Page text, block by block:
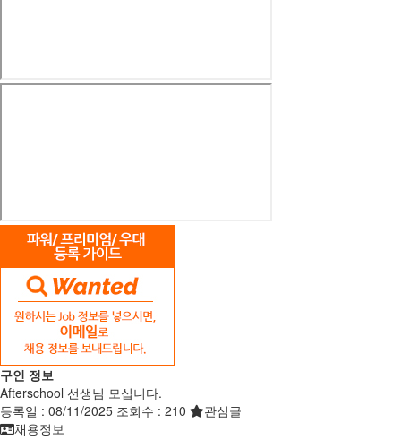
구인 정보
Afterschool 선생님 모십니다.
등록일 : 08/11/2025 조회수 : 210
관심글
채용정보